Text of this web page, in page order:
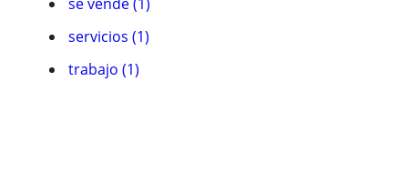
servicios (1)
trabajo (1)